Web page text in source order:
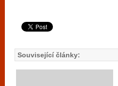
Související články: